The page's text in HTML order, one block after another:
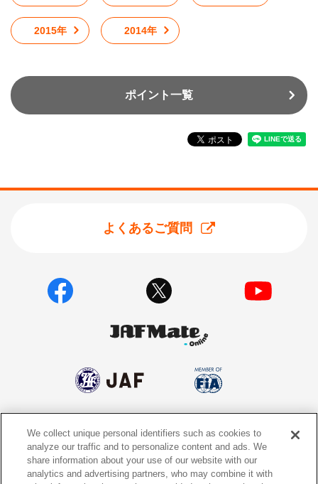
2015年 2014年
ポイント一覧
よくあるご質問
個人情報保護方針 個人情報の取り扱いについて
サイトポリシー ソーシャルメディア利用規約
We collect unique personal identifiers such as cookies to
analyze our traffic and to personalize content and ads. We
share information about your use of our website with our
analytics and advertising partners, who may combine it with